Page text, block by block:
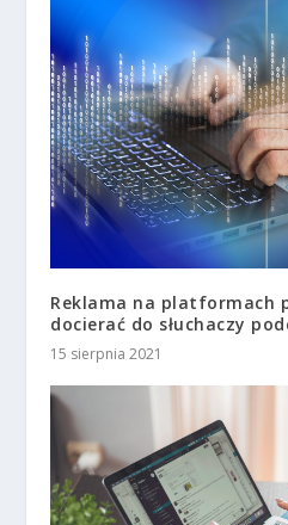
Reklama na platformach
docierać do słuchaczy
15 sierpnia 2021